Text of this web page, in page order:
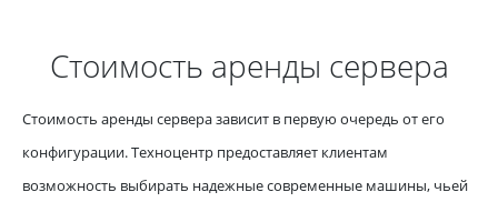
Стоимость аренды сервера
Стоимость аренды сервера зависит в первую очередь от его
конфигурации. Техноцентр предоставляет клиентам
возможность выбирать надежные современные машины, чьей